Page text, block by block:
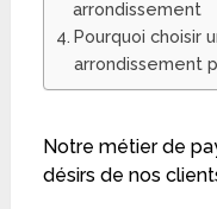
arrondissement
Pourquoi choisir
arrondissement
Notre métier de
désirs de nos